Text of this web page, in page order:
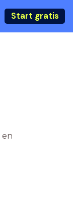
Start gratis
en